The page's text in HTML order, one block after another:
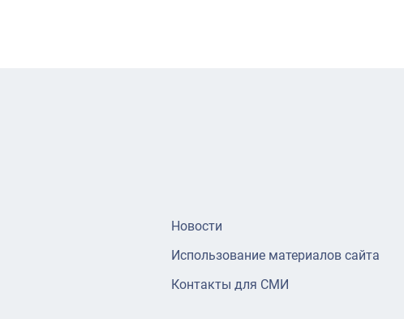
Новости
Использование материалов сайта
Контакты для СМИ